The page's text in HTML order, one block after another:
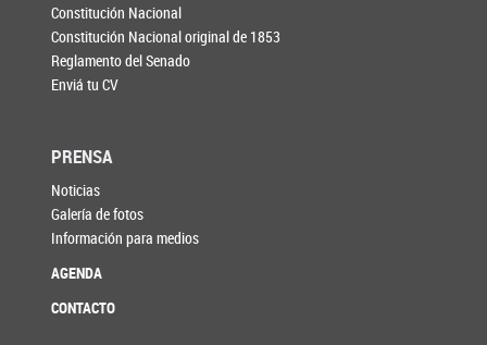
Constitución Nacional
Constitución Nacional original de 1853
Reglamento del Senado
Enviá tu CV
PRENSA
Noticias
Galería de fotos
Información para medios
AGENDA
CONTACTO